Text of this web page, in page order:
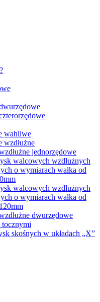
wahliwe
wzdłużne
jednorzędowe
walcowych wzdłużnych
o wymiarach wałka od
walcowych wzdłużnych
o wymiarach wałka od
dwurzędowe
tocznymi
skośnych w układach „X”